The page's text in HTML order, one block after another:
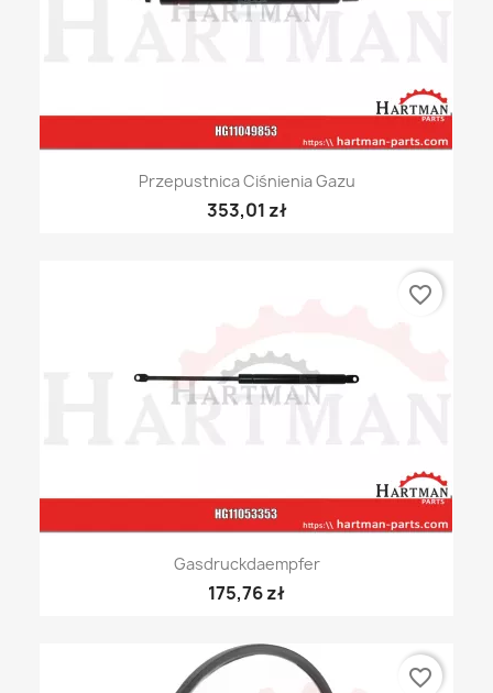
Przepustnica Ciśnienia Gazu
353,01 zł
Gasdruckdaempfer
175,76 zł
favorite_border
favorite_border